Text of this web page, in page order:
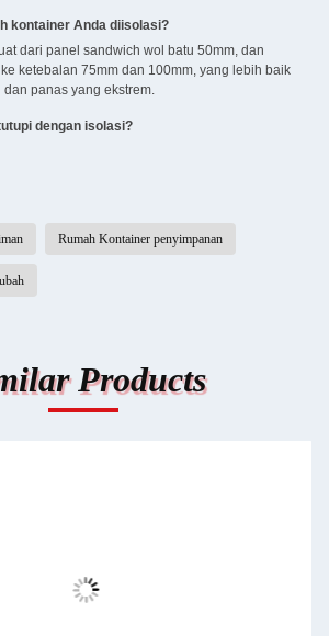
kontainer Anda diisolasi?
dari panel sandwich wol batu 50mm, dan
ketebalan 75mm dan 100mm, yang lebih baik
panas yang ekstrem.
dengan isolasi?
Rumah Kontainer penyimpanan
Products